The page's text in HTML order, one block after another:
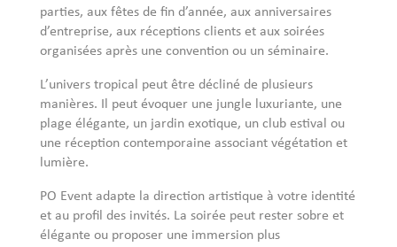
parties, aux fêtes de fin d’année, aux anniversaires
d’entreprise, aux réceptions clients et aux soirées
organisées après une convention ou un séminaire.
L’univers tropical peut être décliné de plusieurs
manières. Il peut évoquer une jungle luxuriante, une
plage élégante, un jardin exotique, un club estival ou
une réception contemporaine associant végétation et
lumière.
PO Event adapte la direction artistique à votre identité
et au profil des invités. La soirée peut rester sobre et
élégante ou proposer une immersion plus